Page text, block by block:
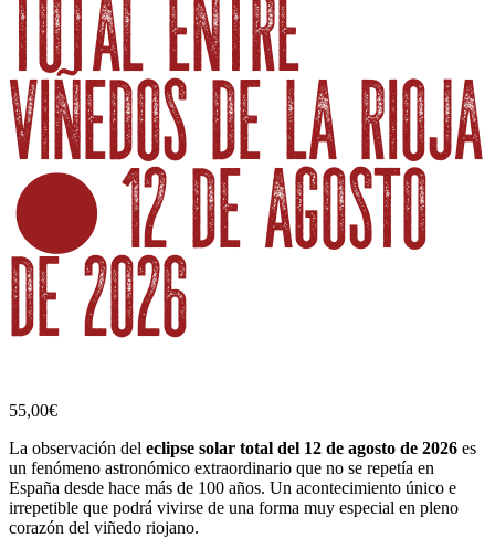
total entre
viñedos de La Rioja
🌑 12 de agosto
de 2026
55,00€
La observación del eclipse solar total del 12 de agosto de 2026 es
un fenómeno astronómico extraordinario que no se repetía en
España desde hace más de 100 años. Un acontecimiento único e
irrepetible que podrá vivirse de una forma muy especial en pleno
corazón del viñedo riojano.